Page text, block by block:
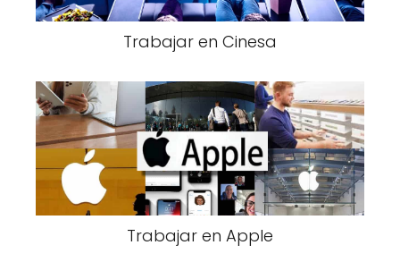
Trabajar en Cinesa
Trabajar en Apple